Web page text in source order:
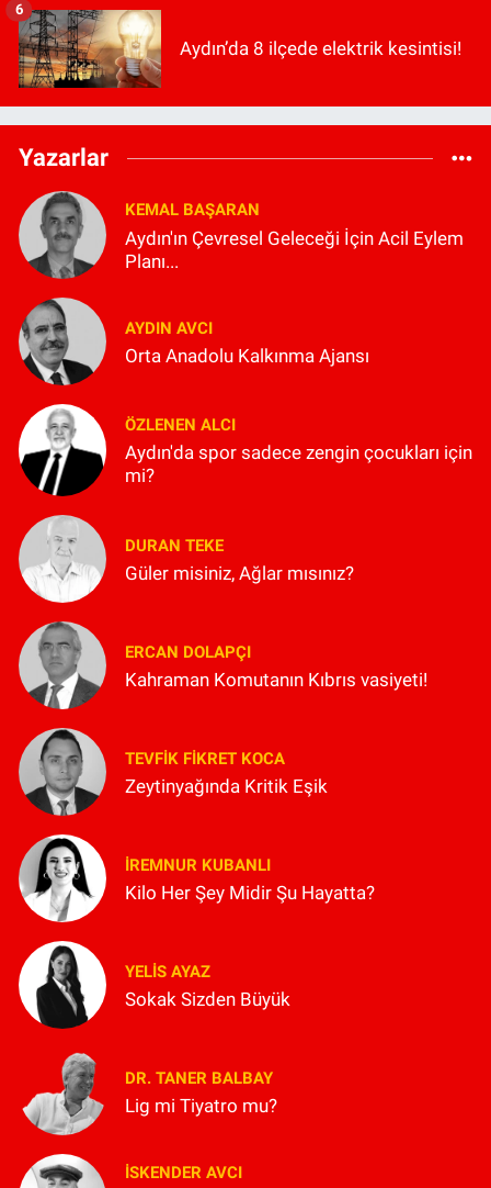
Aydın’da 8 ilçede elektrik kesintisi!
6
Yazarlar
KEMAL BAŞARAN
Aydın'ın Çevresel Geleceği İçin Acil Eylem
Planı...
AYDIN AVCI
Orta Anadolu Kalkınma Ajansı
ÖZLENEN ALCI
Aydın'da spor sadece zengin çocukları için
mi?
DURAN TEKE
Güler misiniz, Ağlar mısınız?
ERCAN DOLAPÇI
Kahraman Komutanın Kıbrıs vasiyeti!
TEVFIK FIKRET KOCA
Zeytinyağında Kritik Eşik
İREMNUR KUBANLI
Kilo Her Şey Midir Şu Hayatta?
YELIS AYAZ
Sokak Sizden Büyük
DR. TANER BALBAY
Lig mi Tiyatro mu?
İSKENDER AVCI